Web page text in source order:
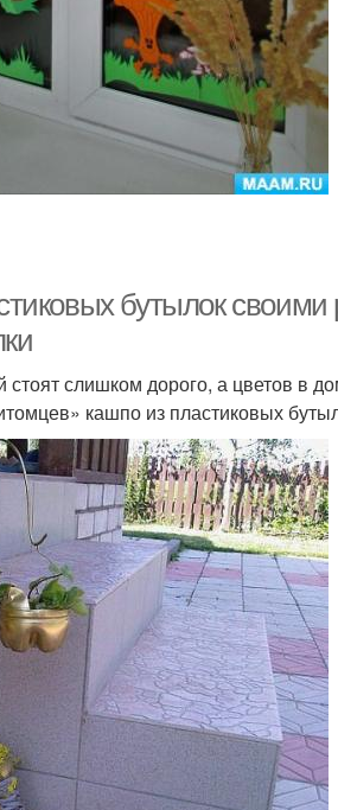
бутылок своими
слишком дорого, а цветов в
кашпо из пластиковых